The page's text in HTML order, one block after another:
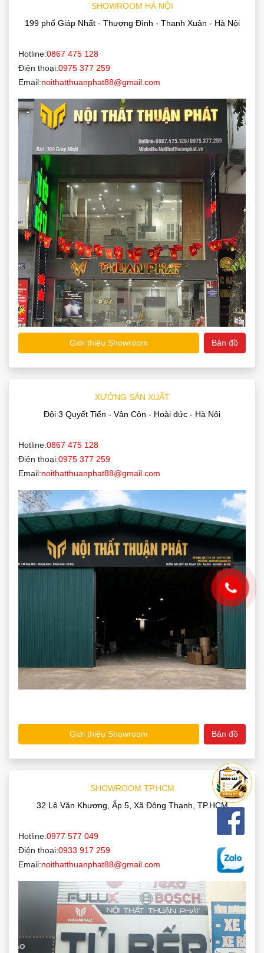
SHOWROOM HÀ NỘI
199 phố Giáp Nhất - Thượng Đình - Thanh Xuân - Hà Nội
Hotline:0867 475 128
Điện thoại:0975 377 259
Email:noithatthuanphat88@gmail.com
Giới thiệu Showroom Bản đồ
XƯỞNG SẢN XUẤT
Đội 3 Quyết Tiến - Vân Côn - Hoài đức - Hà Nội
Hotline:0867 475 128
Điện thoại:0975 377 259
Email:noithatthuanphat88@gmail.com
Giới thiệu Showroom Bản đồ
SHOWROOM TP.HCM
32 Lê Văn Khương, Ấp 5, Xã Đông Thạnh, TP.HCM
Hotline:0977 577 049
Điện thoại:0933 917 259
Email:noithatthuanphat88@gmail.com